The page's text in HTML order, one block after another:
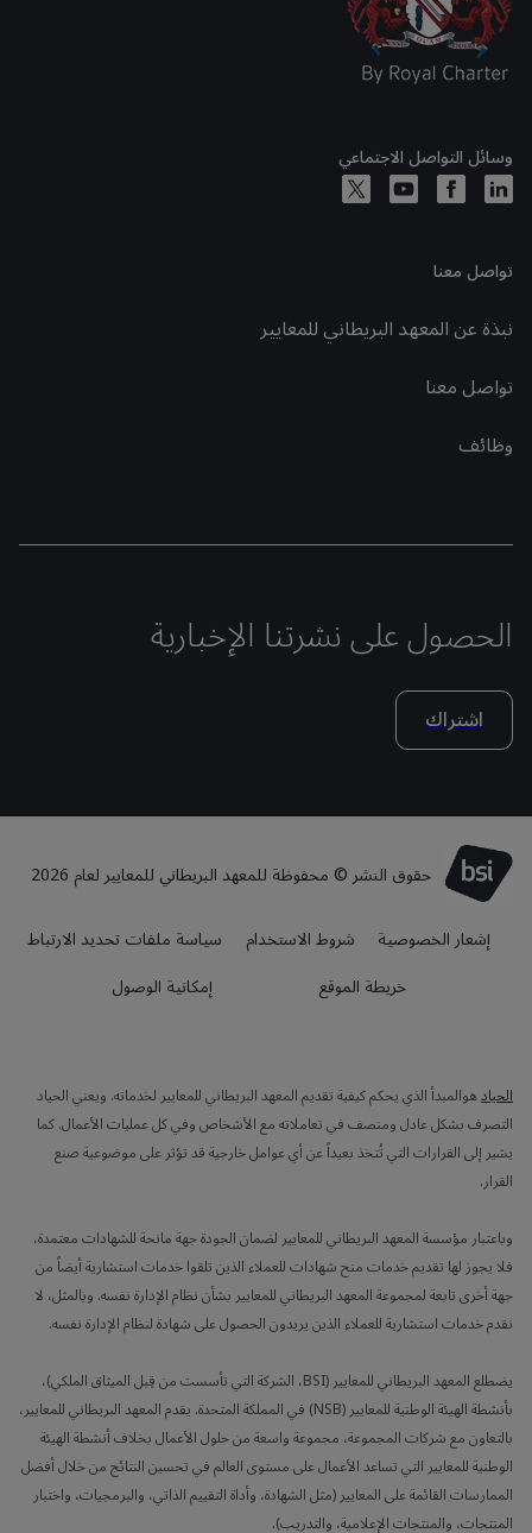
وسائل التواصل الاجتماعي
تواصل معنا
نبذة عن المعهد البريطاني للمعايير
تواصل معنا
وظائف
الحصول على نشرتنا الإخبارية
اشتراك
حقوق النشر © محفوظة للمعهد البريطاني للمعايير لعام 2026
إشعار الخصوصية
شروط الاستخدام
سياسة ملفات تحديد الارتباط
خريطة الموقع
إمكانية الوصول
الحيادهوالمبدأ الذي يحكم كيفية تقديم المعهد البريطاني للمعايير لخدماته. ويعني الحياد
التصرف بشكل عادل ومنصف في تعاملاته مع الأشخاص وفي كل عمليات الأعمال. كما
يشير إلى القرارات التي تُتخذ بعيداً عن أي عوامل خارجية قد تؤثر على موضوعية صنع
القرار.
وباعتبار مؤسسة المعهد البريطاني للمعايير لضمان الجودة جهة مانحة للشهادات معتمدة،
فلا يجوز لها تقديم خدمات منح شهادات للعملاء الذين تلقوا خدمات استشارية أيضاً من
جهة أخرى تابعة لمجموعة المعهد البريطاني للمعايير بشأن نظام الإدارة نفسه. وبالمثل، لا
نقدم خدمات استشارية للعملاء الذين يريدون الحصول على شهادة لنظام الإدارة نفسه.
يضطلع المعهد البريطاني للمعايير (BSI، الشركة التي تأسست من قِبل الميثاق الملكي)،
بأنشطة الهيئة الوطنية للمعايير (NSB) في المملكة المتحدة. يقدم المعهد البريطاني للمعايير،
بالتعاون مع شركات المجموعة، مجموعة واسعة من حلول الأعمال بخلاف أنشطة الهيئة
الوطنية للمعايير التي تساعد الأعمال على مستوى العالم في تحسين النتائج من خلال أفضل
الممارسات القائمة على المعايير (مثل الشهادة، وأداة التقييم الذاتي، والبرمجيات، واختبار
المنتجات، والمنتجات الإعلامية، والتدريب).